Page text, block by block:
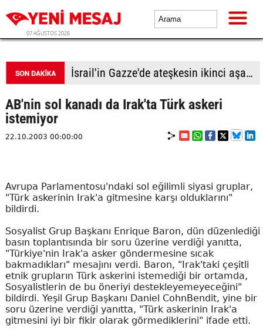
07 AĞUSTOS 2026
Türk lirası kıskaçta
AB'nin sol kanadı da Irak'ta Türk askeri
istemiyor
22.10.2003 00:00:00
Avrupa Parlamentosu'ndaki sol eğilimli siyasi gruplar,
"Türk askerinin Irak'a gitmesine karşı olduklarını"
bildirdi.
Sosyalist Grup Başkanı Enrique Baron, dün düzenlediği
basın toplantısında bir soru üzerine verdiği yanıtta,
"Türkiye'nin Irak'a asker göndermesine sıcak
bakmadıkları" mesajını verdi. Baron, "Irak'taki çeşitli
etnik grupların Türk askerini istemediği bir ortamda,
Sosyalistlerin de bu öneriyi destekleyemeyeceğini"
bildirdi. Yeşil Grup Başkanı Daniel CohnBendit, yine bir
soru üzerine verdiği yanıtta, "Türk askerinin Irak'a
gitmesini iyi bir fikir olarak görmediklerini" ifade etti.